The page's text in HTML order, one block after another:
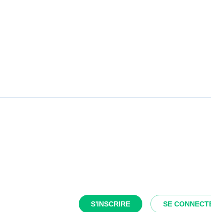
S'INSCRIRE SE